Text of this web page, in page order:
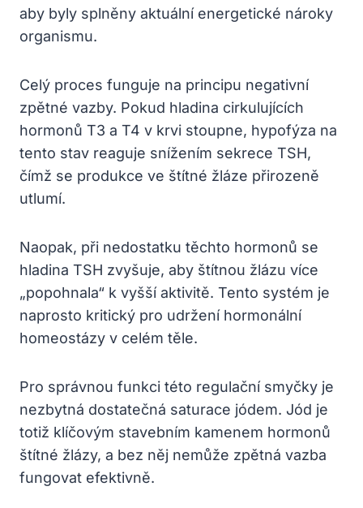
aby byly splněny aktuální energetické nároky
organismu.
Celý proces funguje na principu negativní
zpětné vazby. Pokud hladina cirkulujících
hormonů T3 a T4 v krvi stoupne, hypofýza na
tento stav reaguje snížením sekrece TSH,
čímž se produkce ve štítné žláze přirozeně
utlumí.
Naopak, při nedostatku těchto hormonů se
hladina TSH zvyšuje, aby štítnou žlázu více
„popohnala“ k vyšší aktivitě. Tento systém je
naprosto kritický pro udržení hormonální
homeostázy v celém těle.
Pro správnou funkci této regulační smyčky je
nezbytná dostatečná saturace jódem. Jód je
totiž klíčovým stavebním kamenem hormonů
štítné žlázy, a bez něj nemůže zpětná vazba
fungovat efektivně.